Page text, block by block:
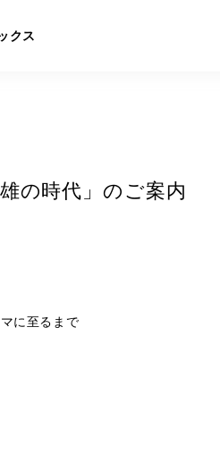
クス
の時代」のご案内
に至るまで